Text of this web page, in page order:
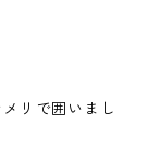
リで囲いまし